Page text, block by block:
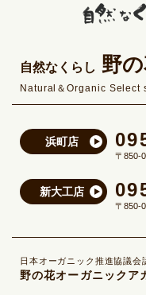
自然なくらし 野
Natural＆Organic Select
浜町店
〒850-
新大工店
〒850-
日本オーガニック推進協議会
野の花オーガニックア